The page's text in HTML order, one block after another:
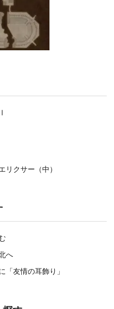
リクサー（中）
へ
「友情の耳飾り」